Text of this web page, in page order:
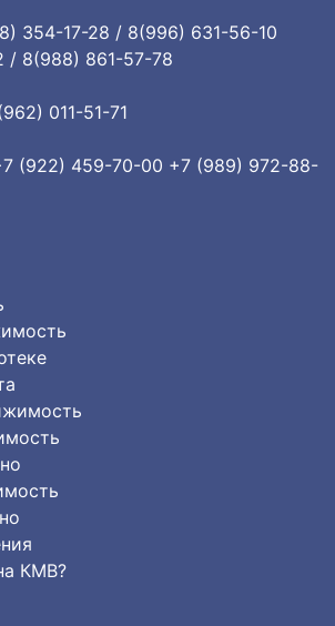
354-17-28 / 8(996) 631-56-10
/ 8(988) 861-57-78
011-51-71
(922) 459-70-00 +7 (989) 972-88-
КМВ?